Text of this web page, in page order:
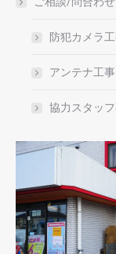
防犯カメラ
アンテナ工
協力スタッ